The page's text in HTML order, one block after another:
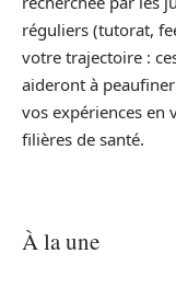
réguliers (tutorat,
votre trajectoire :
aideront à
vos expériences en
filières de santé.
À la une